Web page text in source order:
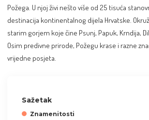
Požega. U njoj živi nešto više od 25 tisuća
destinacija kontinentalnog dijela Hrvatske.
starim gorjem koje čine Psunj, Papuk, Krndija,
Osim predivne prirode, Požegu krase i razne
vrijedne posjeta.
Sažetak
Znamenitosti